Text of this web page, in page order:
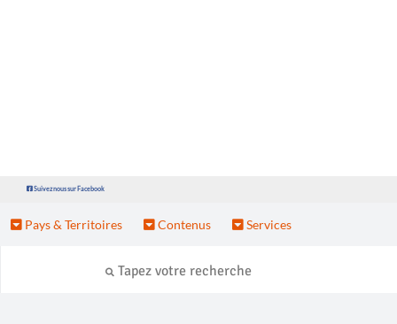
Suivez nous sur Facebook
Pays & Territoires Contenus Services